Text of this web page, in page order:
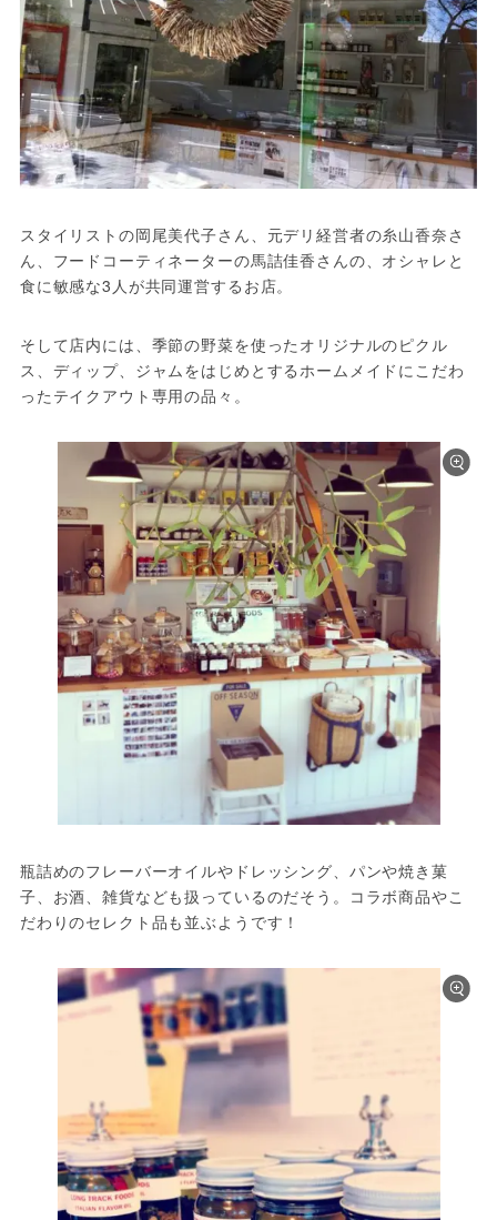
スタイリストの岡尾美代子さん、元デリ経営者の糸山香奈さ
ん、フードコーティネーターの馬詰佳香さんの、オシャレと
食に敏感な3人が共同運営するお店。
そして店内には、季節の野菜を使ったオリジナルのピクル
ス、ディップ、ジャムをはじめとするホームメイドにこだわ
ったテイクアウト専用の品々。
瓶詰めのフレーバーオイルやドレッシング、パンや焼き菓
子、お酒、雑貨なども扱っているのだそう。コラボ商品やこ
だわりのセレクト品も並ぶようです！